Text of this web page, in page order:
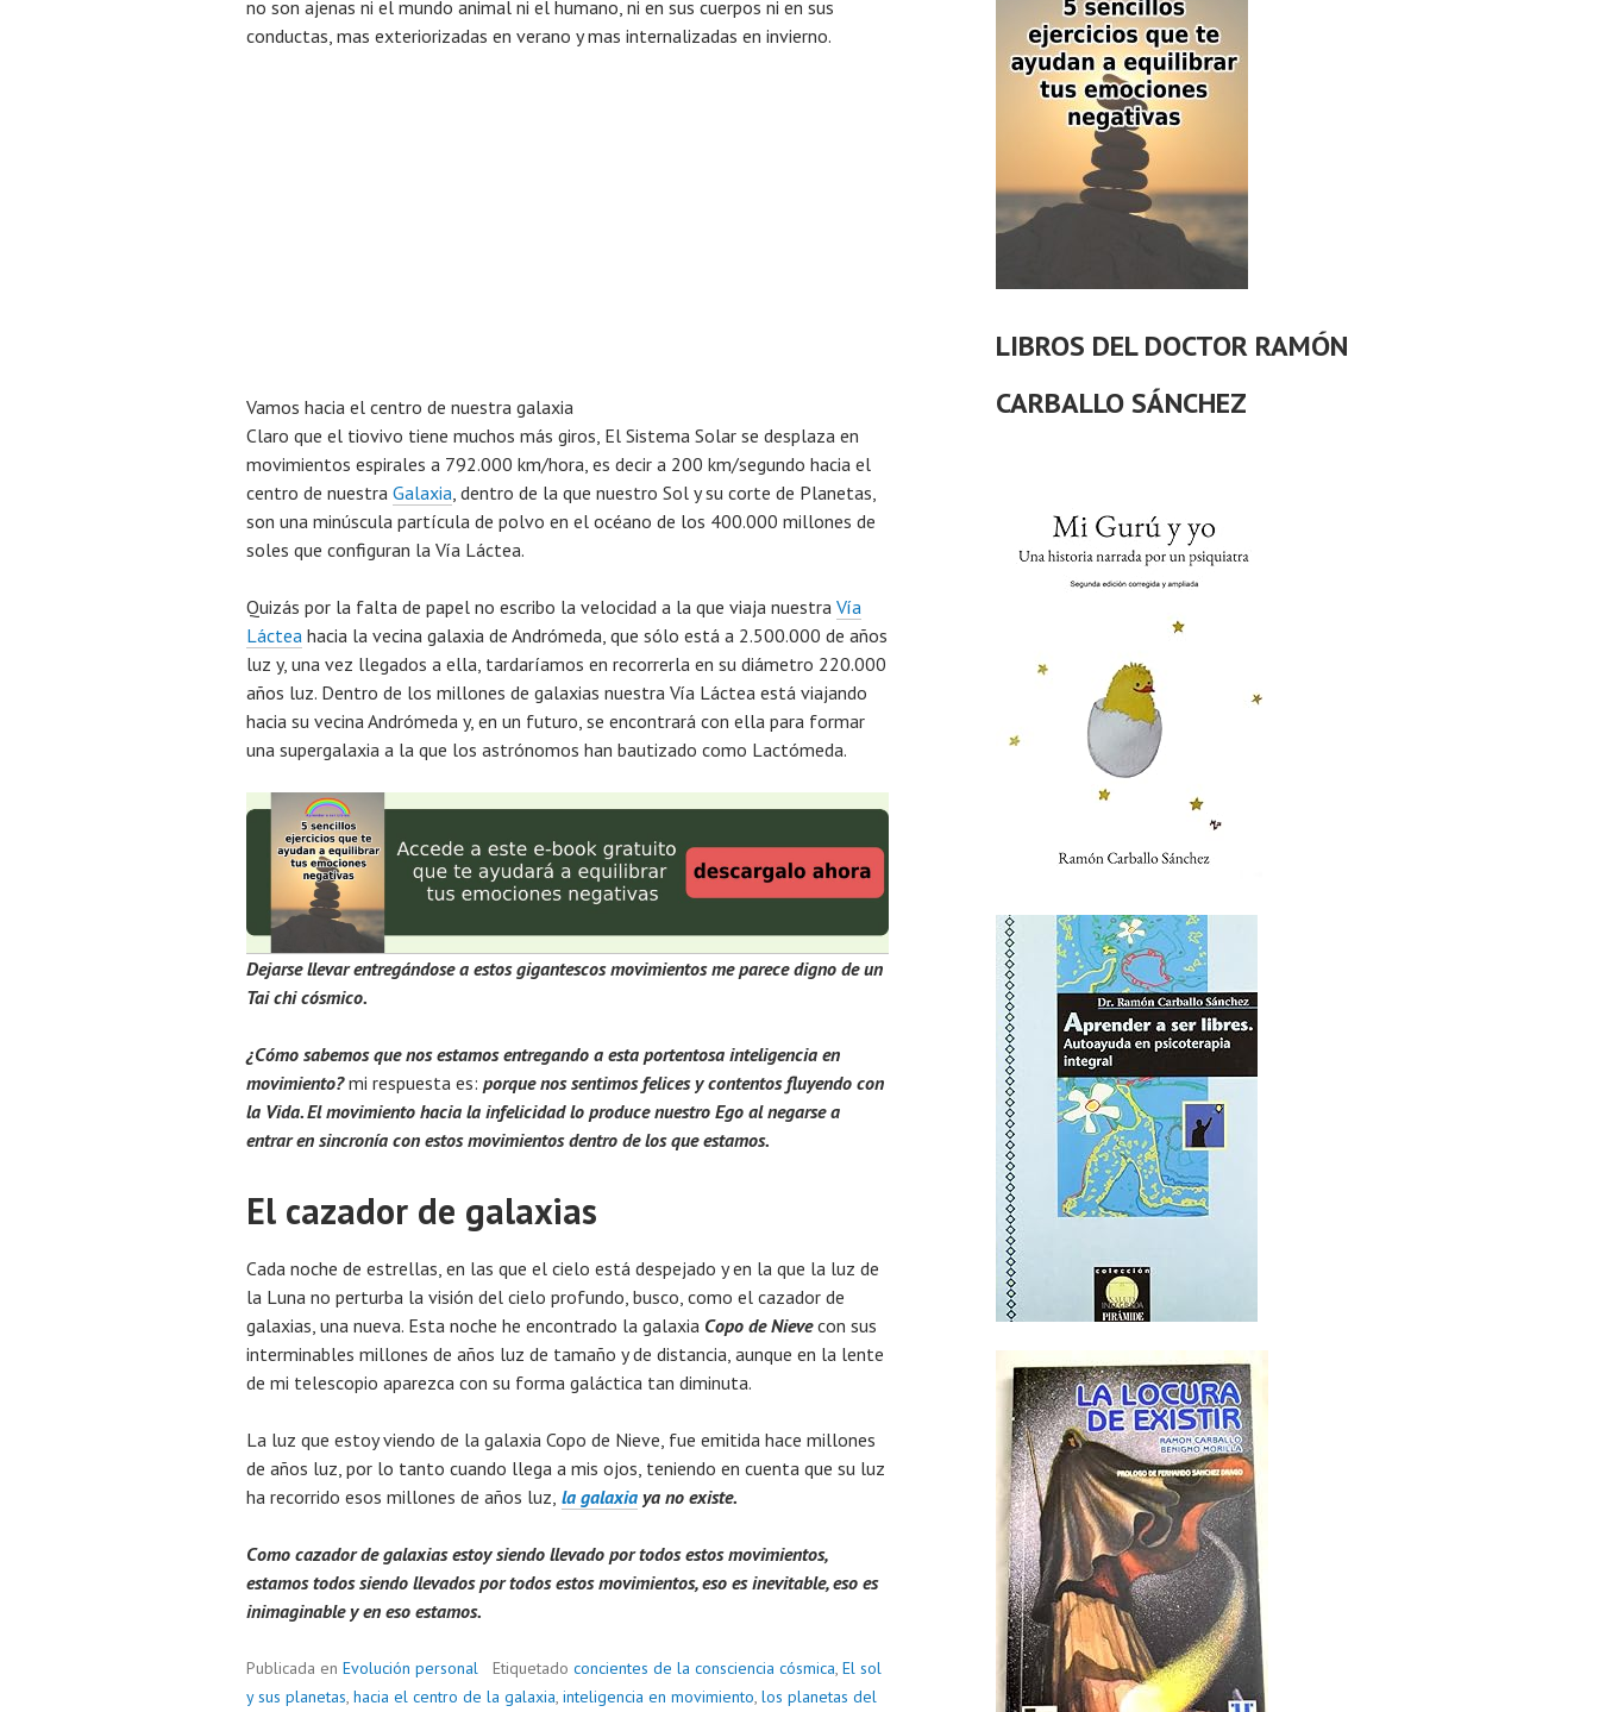
no son ajenas ni el mundo animal ni el humano, ni en sus cuerpos ni en sus
conductas, mas exteriorizadas en verano y mas internalizadas en invierno.
Vamos hacia el centro de nuestra galaxia
Claro que el tiovivo tiene muchos más giros, El Sistema Solar se desplaza en
movimientos espirales a 792.000 km/hora, es decir a 200 km/segundo hacia el
centro de nuestra Galaxia , dentro de la que nuestro Sol y su corte de Planetas,
son una minúscula partícula de polvo en el océano de los 400.000 millones de
soles que configuran la Vía Láctea.
Quizás por la falta de papel no escribo la velocidad a la que viaja nuestra Vía
Láctea hacia la vecina galaxia de Andrómeda, que sólo está a 2.500.000 de años
luz y, una vez llegados a ella, tardaríamos en recorrerla en su diámetro 220.000
años luz. Dentro de los millones de galaxias nuestra Vía Láctea está viajando
hacia su vecina Andrómeda y, en un futuro, se encontrará con ella para formar
una supergalaxia a la que los astrónomos han bautizado como Lactómeda.
Dejarse llevar entregándose a estos gigantescos movimientos me parece digno de un
Tai chi cósmico.
¿Cómo sabemos que nos estamos entregando a esta portentosa inteligencia en
movimiento?mi respuesta es: porque nos sentimos felices y contentos fluyendo con
la Vida. El movimiento hacia la infelicidad lo produce nuestro Ego al negarse a
entrar en sincronía con estos movimientos dentro de los que estamos.
El cazador de galaxias
Cada noche de estrellas, en las que el cielo está despejado y en la que la luz de
la Luna no perturba la visión del cielo profundo, busco, como el cazador de
galaxias, una nueva. Esta noche he encontrado la galaxia Copo de Nievecon sus
interminables millones de años luz de tamaño y de distancia, aunque en la lente
de mi telescopio aparezca con su forma galáctica tan diminuta.
La luz que estoy viendo de la galaxia Copo de Nieve, fue emitida hace millones
de años luz, por lo tanto cuando llega a mis ojos, teniendo en cuenta que su luz
ha recorrido esos millones de años luz, la galaxia ya no existe.
Como cazador de galaxias estoy siendo llevado por todos estos movimientos,
estamos todos siendo llevados por todos estos movimientos, eso es inevitable, eso es
inimaginable y en eso estamos.
Publicada en Evolución personal Etiquetado concientes de la consciencia cósmica, El sol
y sus planetas, hacia el centro de la galaxia, inteligencia en movimiento, los planetas del
LIBROS DEL DOCTOR RAMÓN
CARBALLO SÁNCHEZ